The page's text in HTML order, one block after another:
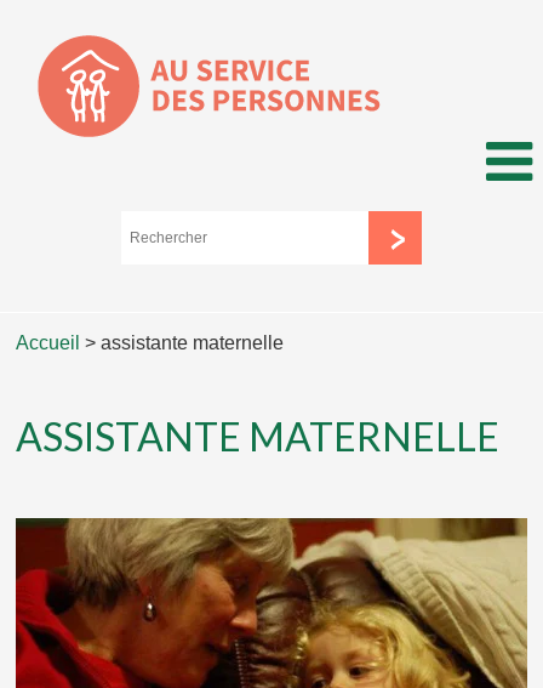
Accueil > assistante maternelle
ASSISTANTE MATERNELLE